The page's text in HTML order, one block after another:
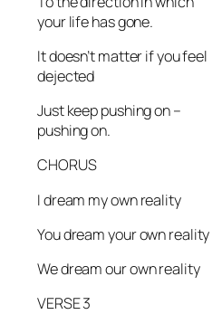
your life has gone.
It doesn’t matter if you feel
dejected
Just keep pushing on –
pushing on.
CHORUS
I dream my own reality
You dream your own reality
We dream our own reality
VERSE 3